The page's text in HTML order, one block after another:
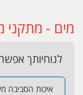
מים - מתקני
לנוחיותך
איכות הסביבה